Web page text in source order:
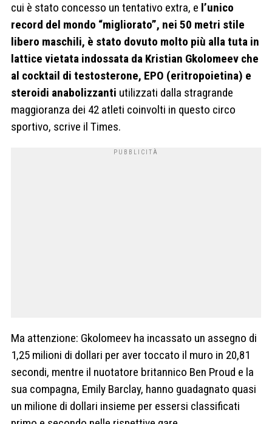
cui è stato concesso un tentativo extra, e l’unico
record del mondo “migliorato”, nei 50 metri stile
libero maschili, è stato dovuto molto più alla tuta in
lattice vietata indossata da Kristian Gkolomeev che
al cocktail di testosterone, EPO (eritropoietina) e
steroidi anabolizzanti utilizzati dalla stragrande
maggioranza dei 42 atleti coinvolti in questo circo
sportivo, scrive il Times.
Ma attenzione: Gkolomeev ha incassato un assegno di
1,25 milioni di dollari per aver toccato il muro in 20,81
secondi, mentre il nuotatore britannico Ben Proud e la
sua compagna, Emily Barclay, hanno guadagnato quasi
un milione di dollari insieme per essersi classificati